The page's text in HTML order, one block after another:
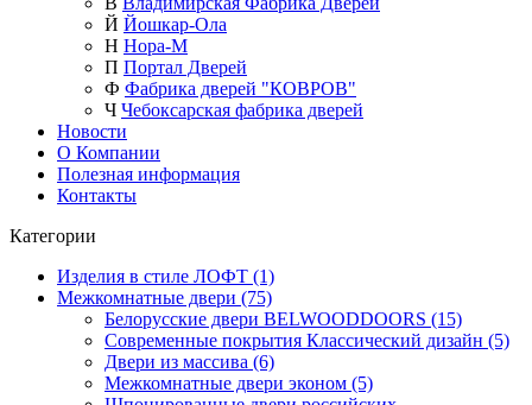
Й Йошкар-Ола
Н Нора-М
П Портал Дверей
Ф Фабрика дверей "КОВРОВ"
Ч Чебоксарская фабрика дверей
Новости
О Компании
Полезная информация
Контакты
Категории
Изделия в стиле ЛОФТ (1)
Межкомнатные двери (75)
Белорусские двери BELWOODDOORS (15)
Современные покрытия Классический дизайн (5)
Двери из массива (6)
Межкомнатные двери эконом (5)